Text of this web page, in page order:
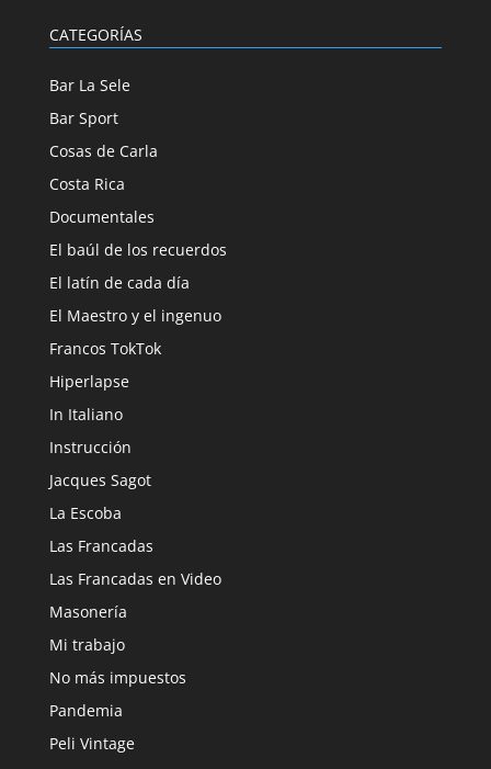
CATEGORÍAS
Bar La Sele
Bar Sport
Cosas de Carla
Costa Rica
Documentales
El baúl de los recuerdos
El latín de cada día
El Maestro y el ingenuo
Francos TokTok
Hiperlapse
In Italiano
Instrucción
Jacques Sagot
La Escoba
Las Francadas
Las Francadas en Video
Masonería
Mi trabajo
No más impuestos
Pandemia
Peli Vintage